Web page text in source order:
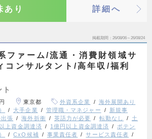
あり 詳細へ
掲載期間 26/08/06～26/08/24
ァーム/流通・消費財領域サ
コンサルタント/高年収/福利
東京都 外資系企業
海外展開あり
大手企業 管理職・マネジャー
新規事
張 海外折衝 英語力が必要 転勤なし
土
上資金調達済 1億円以上資金調達済
ポテン
CxO候補 事業責任者
サービス責任者